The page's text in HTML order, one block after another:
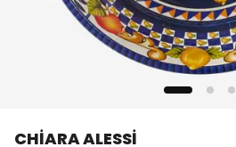
CHİARA ALESSİ